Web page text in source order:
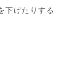
下げたりする